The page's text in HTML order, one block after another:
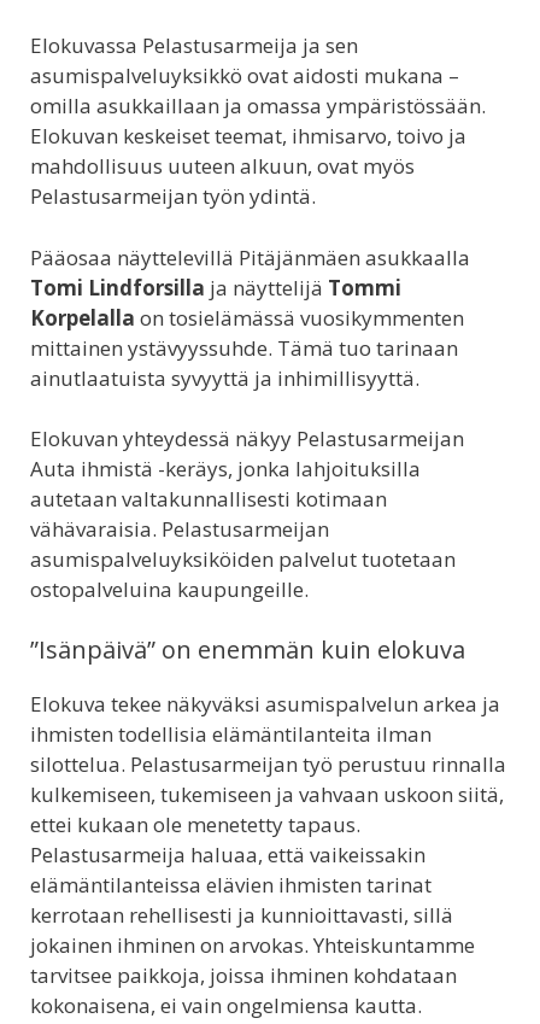
Elokuvassa Pelastusarmeija ja sen
asumispalveluyksikkö ovat aidosti mukana –
omilla asukkaillaan ja omassa ympäristössään.
Elokuvan keskeiset teemat, ihmisarvo, toivo ja
mahdollisuus uuteen alkuun, ovat myös
Pelastusarmeijan työn ydintä.
Pääosaa näyttelevillä Pitäjänmäen asukkaalla
Tomi Lindforsilla ja näyttelijä Tommi
Korpelalla on tosielämässä vuosikymmenten
mittainen ystävyyssuhde. Tämä tuo tarinaan
ainutlaatuista syvyyttä ja inhimillisyyttä.
Elokuvan yhteydessä näkyy Pelastusarmeijan
Auta ihmistä -keräys, jonka lahjoituksilla
autetaan valtakunnallisesti kotimaan
vähävaraisia. Pelastusarmeijan
asumispalveluyksiköiden palvelut tuotetaan
ostopalveluina kaupungeille.
”Isänpäivä” on enemmän kuin elokuva
Elokuva tekee näkyväksi asumispalvelun arkea ja
ihmisten todellisia elämäntilanteita ilman
silottelua. Pelastusarmeijan työ perustuu rinnalla
kulkemiseen, tukemiseen ja vahvaan uskoon siitä,
ettei kukaan ole menetetty tapaus.
Pelastusarmeija haluaa, että vaikeissakin
elämäntilanteissa elävien ihmisten tarinat
kerrotaan rehellisesti ja kunnioittavasti, sillä
jokainen ihminen on arvokas. Yhteiskuntamme
tarvitsee paikkoja, joissa ihminen kohdataan
kokonaisena, ei vain ongelmiensa kautta.